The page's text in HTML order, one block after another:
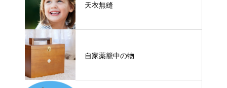
天衣無縫
自家薬籠中の物